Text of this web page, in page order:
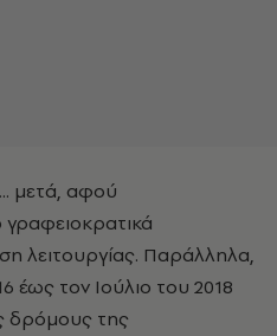
μετά, αφού
λειτουργίας. Παράλληλα,
έως τον Ιούλιο του 2018
δρόμους της